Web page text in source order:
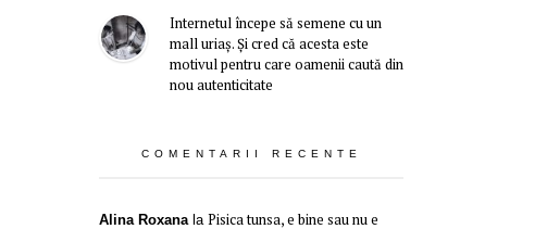
Internetul începe să semene cu un
mall uriaș. Și cred că acesta este
motivul pentru care oamenii caută din
nou autenticitate
COMENTARII RECENTE
Alina Roxanala Pisica tunsa, e bine sau nu e